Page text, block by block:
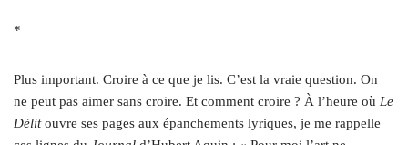
*
Plus important. Croire à ce que je lis. C’est la vraie question. On
ne peut pas aimer sans croire. Et comment croire ? À l’heure où Le
Délitouvre ses pages aux épanchements lyriques, je me rappelle